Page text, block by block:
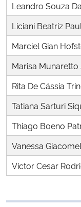
Controladoria-Geral da
Ministério da Mulher, da
Secretaria-Geral
Secretaria de Governo
Gabinete de Segurança
Banco Central do Brasil
Leandro Souza
Liciani Beatriz
Marciel Gian
Marisa Munaretto
Rita De Cássia
Tatiana Sarturi
Thiago Boeno
Vanessa
Victor Cesar